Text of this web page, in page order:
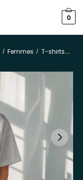
0
/ Femmes / T-shirts